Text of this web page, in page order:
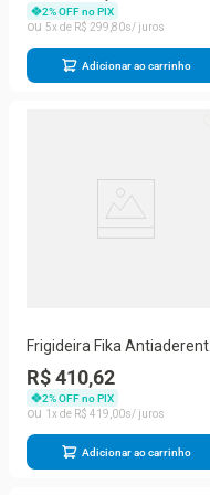
Neoflam
2% OFF no PIX
5
R$ 299 80
Adicionar ao carrinho
Frigideira Fika Antiaderente
Alumínio Revestimento
Cerâmico 24CM Indução
Neoflam 26CM
R$ 410,62
2% OFF no PIX
1
R$ 419 00
Adicionar ao carrinho